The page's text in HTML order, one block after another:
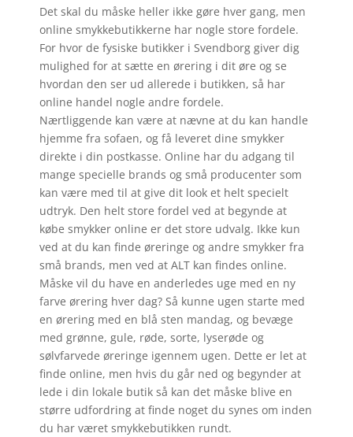
Det skal du måske heller ikke gøre hver gang, men
online smykkebutikkerne har nogle store fordele.
For hvor de fysiske butikker i Svendborg giver dig
mulighed for at sætte en ørering i dit øre og se
hvordan den ser ud allerede i butikken, så har
online handel nogle andre fordele.
Nærtliggende kan være at nævne at du kan handle
hjemme fra sofaen, og få leveret dine smykker
direkte i din postkasse. Online har du adgang til
mange specielle brands og små producenter som
kan være med til at give dit look et helt specielt
udtryk. Den helt store fordel ved at begynde at
købe smykker online er det store udvalg. Ikke kun
ved at du kan finde øreringe og andre smykker fra
små brands, men ved at ALT kan findes online.
Måske vil du have en anderledes uge med en ny
farve ørering hver dag? Så kunne ugen starte med
en ørering med en blå sten mandag, og bevæge
med grønne, gule, røde, sorte, lyserøde og
sølvfarvede øreringe igennem ugen. Dette er let at
finde online, men hvis du går ned og begynder at
lede i din lokale butik så kan det måske blive en
større udfordring at finde noget du synes om inden
du har været smykkebutikken rundt.